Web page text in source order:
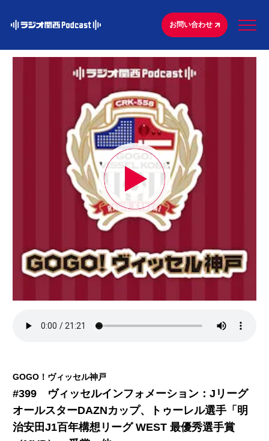
お問い合わせ
GOGO！ヴィッセル神戸
#399 ヴィッセルインフォメーション：Jリーグ
オールスターDAZNカップ、トゥーレル選手「明
治安田J1百年構想リーグ WEST 最優秀選手賞